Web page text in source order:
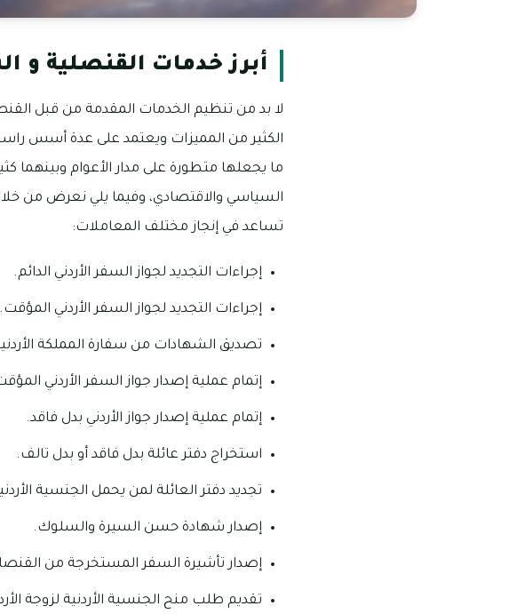
أبرز خدمات القنصلية و
لا بد من تنظيم الخدمات المقدمة من قبل
الكثير من المميزات ويعتمد على عدة أسس
ما يجعلها متطورة على مدار الأعوام وبينهما
السياسي والاقتصادي، وفيما يلي نعرض من
تساعد في إنجاز مختلف المعاملات:
إجراءات التجديد لجواز السفر الأردني الدائم.
إجراءات التجديد لجواز السفر الأردني المؤقت.
تصديق الشهادات من سفارة المملكة
إتمام عملية إصدار جواز السفر الأردني
إتمام عملية إصدار جواز الأردني بدل فاقد.
استخراج دفتر عائلة بدل فاقد أو بدل تالف.
تجديد دفتر العائلة لمن يحمل الجنسية
إصدار شهادة حسن السيرة والسلوك.
إصدار تأشيرة السفر المستخرجة من
تقديم طلب منح الجنسية الأردنية لزوجة